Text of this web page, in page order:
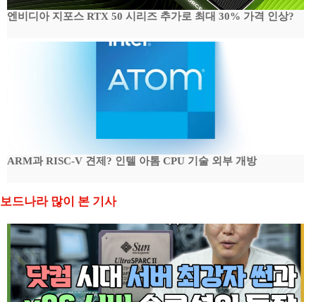
엔비디아 지포스 RTX 50 시리즈 추가로 최대 30% 가격 인상?
ARM과 RISC-V 견제? 인텔 아톰 CPU 기술 외부 개방
보드나라 많이 본 기사